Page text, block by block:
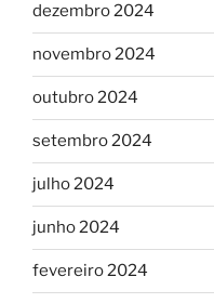
dezembro 2024
novembro 2024
outubro 2024
setembro 2024
julho 2024
junho 2024
fevereiro 2024